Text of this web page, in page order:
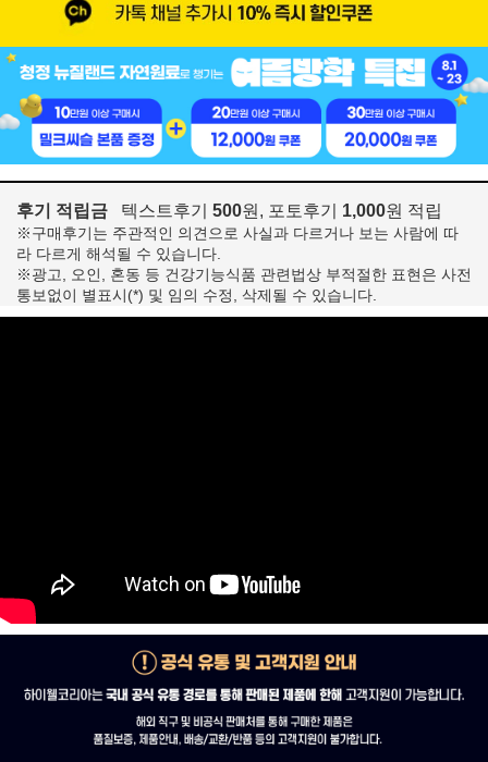
후기 적립금 텍스트후기 500원, 포토후기 1,000원 적립
※구매후기는 주관적인 의견으로 사실과 다르거나 보는 사람에 따
라 다르게 해석될 수 있습니다.
※광고, 오인, 혼동 등 건강기능식품 관련법상 부적절한 표현은 사전
통보없이 별표시(*) 및 임의 수정, 삭제될 수 있습니다.